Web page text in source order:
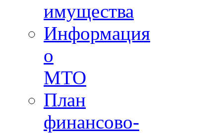
имущества
Информация
о
МТО
План
финансово-